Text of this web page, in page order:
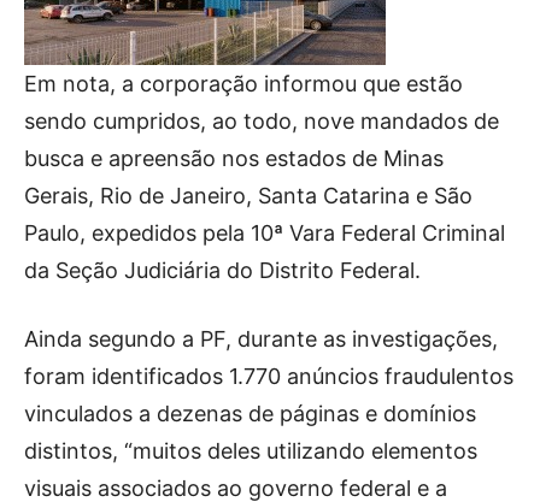
Em nota, a corporação informou que estão
sendo cumpridos, ao todo, nove mandados de
busca e apreensão nos estados de Minas
Gerais, Rio de Janeiro, Santa Catarina e São
Paulo, expedidos pela 10ª Vara Federal Criminal
da Seção Judiciária do Distrito Federal.
Ainda segundo a PF, durante as investigações,
foram identificados 1.770 anúncios fraudulentos
vinculados a dezenas de páginas e domínios
distintos, “muitos deles utilizando elementos
visuais associados ao governo federal e a